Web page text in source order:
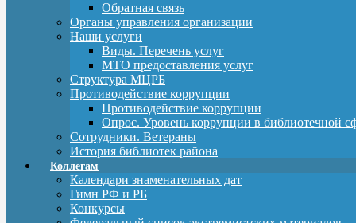
Обратная связь
Органы управления организации
Наши услуги
Виды. Перечень услуг
МТО предоставления услуг
Структура МЦРБ
Противодействие коррупции
Противодействие коррупции
Опрос. Уровень коррупции в библиотечной
Сотрудники. Ветераны
История библиотек района
Коллегам
Календари знаменательных дат
Гимн РФ и РБ
Конкурсы